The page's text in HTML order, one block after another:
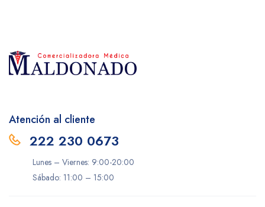
Atención al cliente
222 230 0673
Lunes – Viernes: 9:00-20:00
Sábado: 11:00 – 15:00